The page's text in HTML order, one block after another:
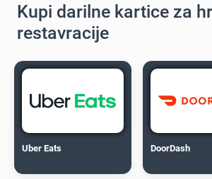
Kupi darilne kartice za
restavracije
Uber Eats DoorDash